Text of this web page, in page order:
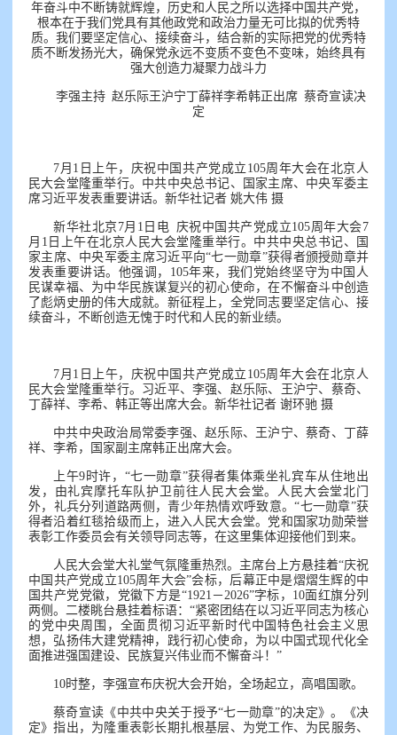
年奋斗中不断铸就辉煌，历史和人民之所以选择中国共产党，
根本在于我们党具有其他政党和政治力量无可比拟的优秀特
质。我们要坚定信心、接续奋斗，结合新的实际把党的优秀特
质不断发扬光大，确保党永远不变质不变色不变味，始终具有
强大创造力凝聚力战斗力
李强主持 赵乐际王沪宁丁薛祥李希韩正出席 蔡奇宣读决
定
7月1日上午，庆祝中国共产党成立105周年大会在北京人
民大会堂隆重举行。中共中央总书记、国家主席、中央军委主
席习近平发表重要讲话。新华社记者 姚大伟 摄
新华社北京7月1日电 庆祝中国共产党成立105周年大会7
月1日上午在北京人民大会堂隆重举行。中共中央总书记、国
家主席、中央军委主席习近平向“七一勋章”获得者颁授勋章并
发表重要讲话。他强调，105年来，我们党始终坚守为中国人
民谋幸福、为中华民族谋复兴的初心使命，在不懈奋斗中创造
了彪炳史册的伟大成就。新征程上，全党同志要坚定信心、接
续奋斗，不断创造无愧于时代和人民的新业绩。
7月1日上午，庆祝中国共产党成立105周年大会在北京人
民大会堂隆重举行。习近平、李强、赵乐际、王沪宁、蔡奇、
丁薛祥、李希、韩正等出席大会。新华社记者 谢环驰 摄
中共中央政治局常委李强、赵乐际、王沪宁、蔡奇、丁薛
祥、李希，国家副主席韩正出席大会。
上午9时许，“七一勋章”获得者集体乘坐礼宾车从住地出
发，由礼宾摩托车队护卫前往人民大会堂。人民大会堂北门
外，礼兵分列道路两侧，青少年热情欢呼致意。“七一勋章”获
得者沿着红毯拾级而上，进入人民大会堂。党和国家功勋荣誉
表彰工作委员会有关领导同志等，在这里集体迎接他们到来。
人民大会堂大礼堂气氛隆重热烈。主席台上方悬挂着“庆祝
中国共产党成立105周年大会”会标，后幕正中是熠熠生辉的中
国共产党党徽，党徽下方是“1921－2026”字标，10面红旗分列
两侧。二楼眺台悬挂着标语：“紧密团结在以习近平同志为核心
的党中央周围，全面贯彻习近平新时代中国特色社会主义思
想，弘扬伟大建党精神，践行初心使命，为以中国式现代化全
面推进强国建设、民族复兴伟业而不懈奋斗！”
10时整，李强宣布庆祝大会开始，全场起立，高唱国歌。
蔡奇宣读《中共中央关于授予“七一勋章”的决定》。《决
定》指出，为隆重表彰长期扎根基层、为党工作、为民服务、